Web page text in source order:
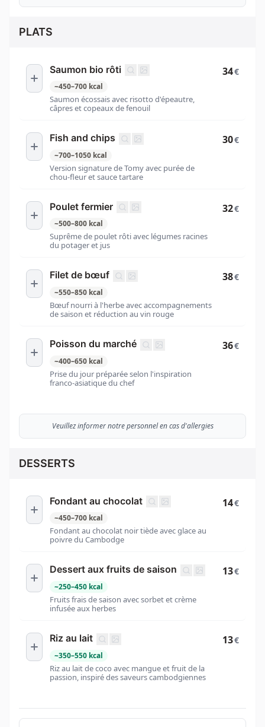
PLATS
Saumon bio rôti
~450–700 kcal
Saumon écossais avec risotto d'épeautre,
câpres et copeaux de fenouil
34€
Fish and chips
~700–1050 kcal
Version signature de Tomy avec purée de
chou-fleur et sauce tartare
30€
Poulet fermier
~500–800 kcal
Suprême de poulet rôti avec légumes racines
du potager et jus
32€
Filet de bœuf
~550–850 kcal
Bœuf nourri à l'herbe avec accompagnements
de saison et réduction au vin rouge
38€
Poisson du marché
~400–650 kcal
Prise du jour préparée selon l'inspiration
franco-asiatique du chef
36€
Veuillez informer notre personnel en cas d'allergies
DESSERTS
Fondant au chocolat
~450–700 kcal
Fondant au chocolat noir tiède avec glace au
poivre du Cambodge
14€
Dessert aux fruits de saison
~250–450 kcal
Fruits frais de saison avec sorbet et crème
infusée aux herbes
13€
Riz au lait
~350–550 kcal
Riz au lait de coco avec mangue et fruit de la
passion, inspiré des saveurs cambodgiennes
13€